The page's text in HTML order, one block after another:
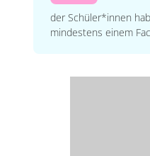
der Schüler*innen
mindestens einem